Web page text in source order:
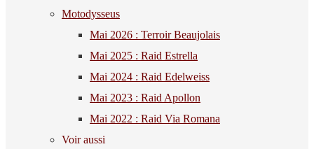
Motodysseus
Mai 2026 : Terroir Beaujolais
Mai 2025 : Raid Estrella
Mai 2024 : Raid Edelweiss
Mai 2023 : Raid Apollon
Mai 2022 : Raid Via Romana
Voir aussi